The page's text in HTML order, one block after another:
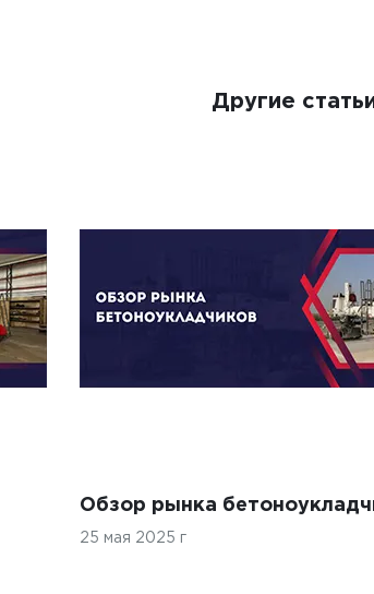
Другие
Обзор рынка
25 мая 2025 г